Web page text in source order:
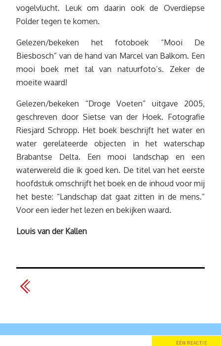
vogelvlucht. Leuk om daarin ook de Overdiepse
Polder tegen te komen.
Gelezen/bekeken het fotoboek “Mooi De
Biesbosch” van de hand van Marcel van Balkom. Een
mooi boek met tal van natuurfoto’s. Zeker de
moeite waard!
Gelezen/bekeken “Droge Voeten” uitgave 2005,
geschreven door Sietse van der Hoek. Fotografie
Riesjard Schropp. Het boek beschrijft het water en
water gerelateerde objecten in het waterschap
Brabantse Delta. Een mooi landschap en een
waterwereld die ik goed ken. De titel van het eerste
hoofdstuk omschrijft het boek en de inhoud voor mij
het beste: “Landschap dat gaat zitten in de mens.”
Voor een ieder het lezen en bekijken waard.
Louis van der Kallen
EÉN REACTIE